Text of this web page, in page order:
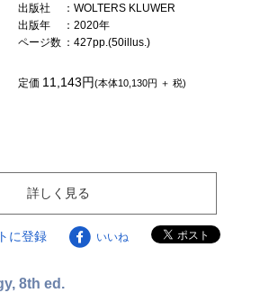
出版社
：WOLTERS KLUWER
出版年
：2020年
ページ数 ：427pp.(50illus.)
定価 11,143円(本体10,130円 ＋ 税)
詳しく見る
に登録 いいね
8th ed.